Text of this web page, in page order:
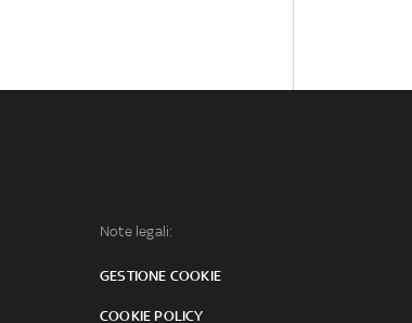
Note legali:
GESTIONE COOKIE
COOKIE POLICY